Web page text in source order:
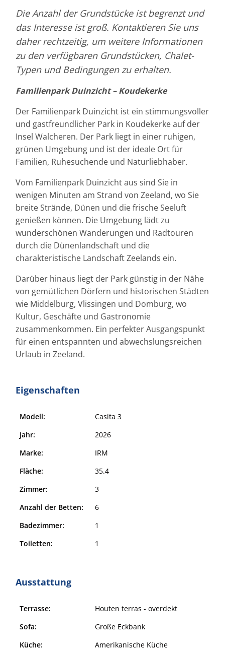
Die Anzahl der Grundstücke ist begrenzt und
das Interesse ist groß. Kontaktieren Sie uns
daher rechtzeitig, um weitere Informationen
zu den verfügbaren Grundstücken, Chalet-
Typen und Bedingungen zu erhalten.
Familienpark Duinzicht – Koudekerke
Der Familienpark Duinzicht ist ein stimmungsvoller
und gastfreundlicher Park in Koudekerke auf der
Insel Walcheren. Der Park liegt in einer ruhigen,
grünen Umgebung und ist der ideale Ort für
Familien, Ruhesuchende und Naturliebhaber.
Vom Familienpark Duinzicht aus sind Sie in
wenigen Minuten am Strand von Zeeland, wo Sie
breite Strände, Dünen und die frische Seeluft
genießen können. Die Umgebung lädt zu
wunderschönen Wanderungen und Radtouren
durch die Dünenlandschaft und die
charakteristische Landschaft Zeelands ein.
Darüber hinaus liegt der Park günstig in der Nähe
von gemütlichen Dörfern und historischen Städten
wie Middelburg, Vlissingen und Domburg, wo
Kultur, Geschäfte und Gastronomie
zusammenkommen. Ein perfekter Ausgangspunkt
für einen entspannten und abwechslungsreichen
Urlaub in Zeeland.
Eigenschaften
Modell:
Casita 3
Jahr:
2026
Marke:
IRM
Fläche:
35.4
Zimmer:
3
Anzahl der Betten:
6
Badezimmer:
1
Toiletten:
1
Ausstattung
Terrasse:
Houten terras - overdekt
Sofa:
Große Eckbank
Küche:
Amerikanische Küche